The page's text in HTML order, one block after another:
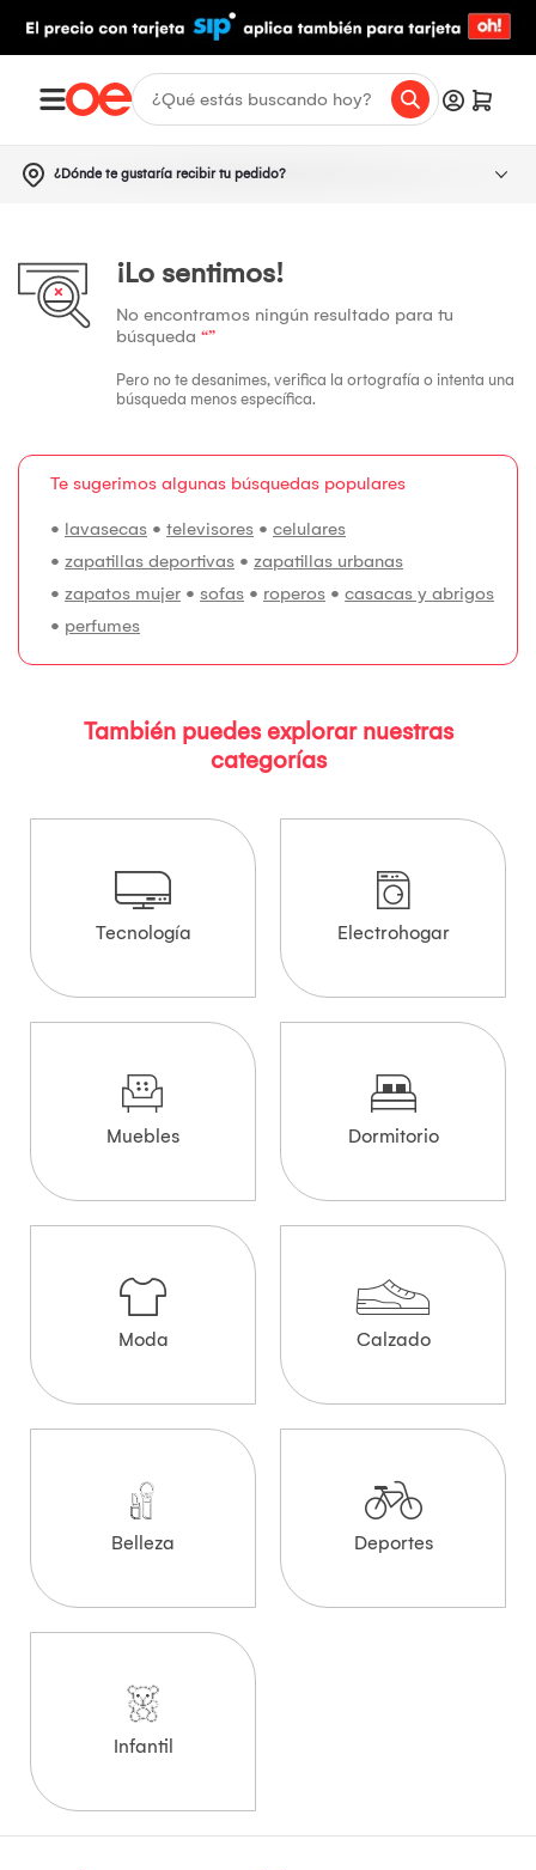
¿Dónde te gustaría recibir tu pedido?
¡Lo sentimos!
No encontramos ningún resultado para tu
búsqueda “”
Pero no te desanimes, verifica la ortografía o intenta una
búsqueda menos específica.
Te sugerimos algunas búsquedas populares
• lavasecas • televisores • celulares
• zapatillas deportivas • zapatillas urbanas
• zapatos mujer • sofas • roperos • casacas y abrigos
• perfumes
También puedes explorar nuestras
categorías
Tecnología Electrohogar
Muebles Dormitorio
Moda Calzado
Belleza Deportes
Infantil